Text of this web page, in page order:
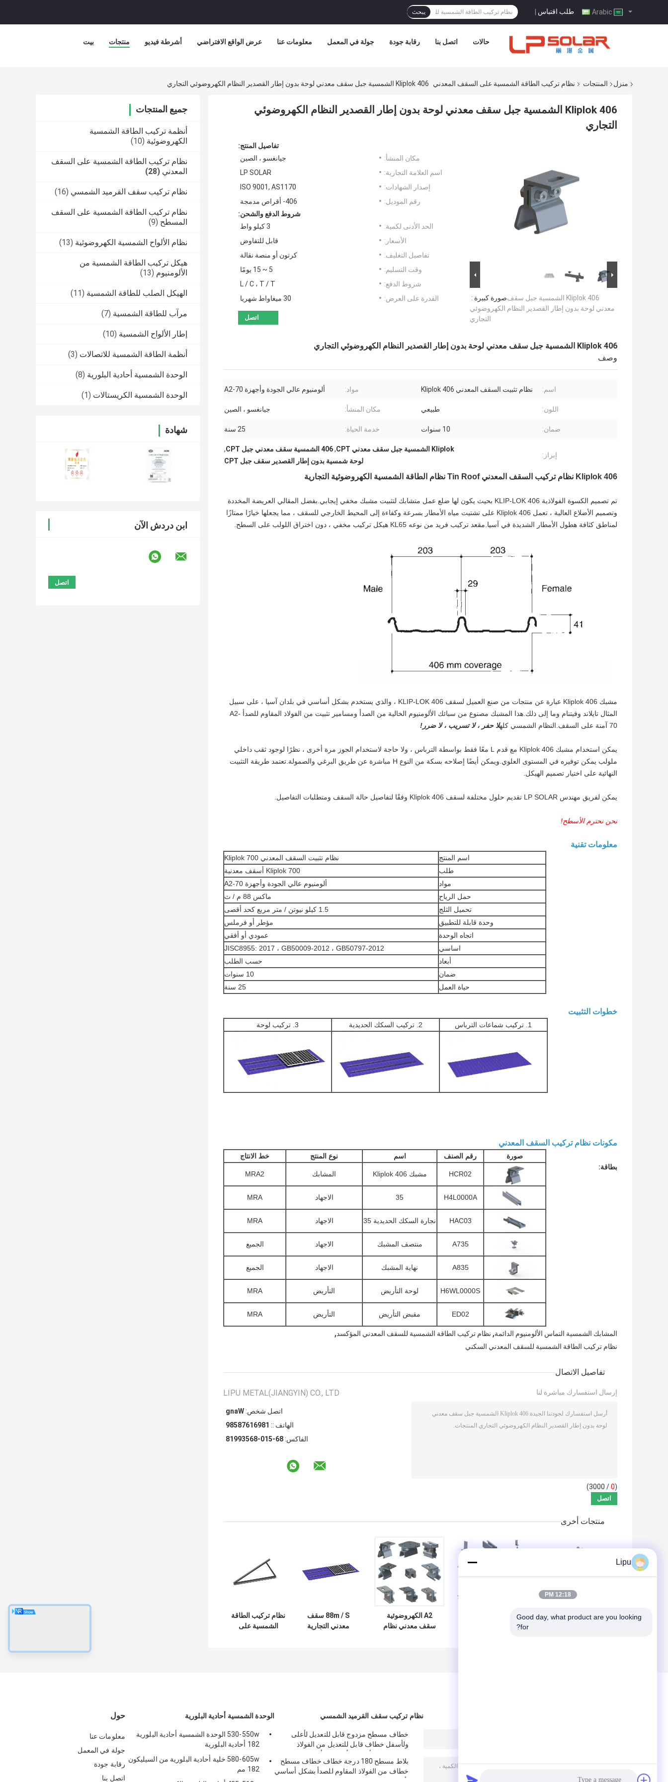
طلب اقتباس | يبحث
بيت منتجات أشرطة فيديو عرض الواقع الافتراضي معلومات عنا جولة في المعمل رقابة جودة اتصل بنا حالات
منزل المنتجات نظام تركيب الطاقة الشمسية على السقف المعدني Kliplok 406 الشمسية جبل سقف معدني لوحة بدون إطار القصدير النظام الكهروضوئي التجاري
جميع المنتجات
أنظمة تركيب الطاقة الشمسية
الكهروضوئية (10)
نظام تركيب الطاقة الشمسية على السقف
المعدني (28)
نظام تركيب سقف القرميد الشمسي (16)
نظام تركيب الطاقة الشمسية على السقف
المسطح (9)
نظام الألواح الشمسية الكهروضوئية (13)
هيكل تركيب الطاقة الشمسية من
الألومنيوم (13)
الهيكل الصلب للطاقة الشمسية (11)
مرآب للطاقة الشمسية (7)
إطار الألواح الشمسية (10)
أنظمة الطاقة الشمسية للاتصالات (3)
الوحدة الشمسية أحادية البلورية (8)
الوحدة الشمسية الكريستالات (1)
شهادة
ابن دردش الآن
Kliplok 406 الشمسية جبل سقف معدني لوحة بدون إطار القصدير النظام الكهروضوئي
التجاري
صورة كبيرة :Kliplok 406 الشمسية جبل سقف
معدني لوحة بدون إطار القصدير النظام الكهروضوئي
التجاري
تفاصيل المنتج:
مكان المنشأ:
جيانغسو ، الصين
اسم العلامة التجارية:
LP SOLAR
إصدار الشهادات:
ISO 9001, AS1170
رقم الموديل:
406- أقراص مدمجة
شروط الدفع والشحن:
الحد الأدنى لكمية:
3 كيلو واط
الأسعار:
قابل للتفاوض
تفاصيل التغليف:
كرتون أو منصة نقالة
وقت التسليم:
5 ~ 15 يومًا
شروط الدفع:
L / C ، T / T
القدرة على العرض:
30 ميغاواط شهريا
اتصل
Kliplok 406 الشمسية جبل سقف معدني لوحة بدون إطار القصدير النظام الكهروضوئي التجاري
وصف
اسم: نظام تثبيت السقف المعدني Kliplok 406 مواد: ألومنيوم عالي الجودة وأجهزة A2-70
اللون: طبيعي مكان المنشأ: جيانغسو ، الصين
ضمان: 10 سنوات خدمة الحياة: 25 سنة
إبراز:
Kliplok الشمسية جبل سقف معدني CPT ,406 الشمسية سقف معدني جبل CPT
,
لوحة شمسية بدون إطار القصدير سقف جبل CPT
Kliplok 406 نظام تركيب السقف المعدني Tin Roof نظام الطاقة الشمسية الكهروضوئية التجارية
تم تصميم الكسوة الفولاذية KLIP-LOK 406 بحيث يكون لها ضلع عمل متشابك لتثبيت مشبك مخفي إيجابي.بفضل المقالي العريضة المخددة
وتصميم الأضلاع العالية ، تعمل Kliplok 406 على تشتيت مياه الأمطار بسرعة وكفاءة إلى المحيط الخارجي للسقف ، مما يجعلها خيارًا ممتازًا
لمناطق كثافة هطول الأمطار الشديدة في آسيا.مقعد تركيب فريد من نوعه KL65 هيكل تركيب مخفي ، دون اختراق اللولب على السطح.
مشبك Kliplok 406 عبارة عن منتجات من صنع العميل لسقف KLIP-LOK 406 ، والذي يستخدم بشكل أساسي في بلدان آسيا ، على سبيل
المثال تايلاند وفيتنام وما إلى ذلك.هذا المشبك مصنوع من سبائك الألومنيوم الخالية من الصدأ ومسامير تثبيت من الفولاذ المقاوم للصدأ A2-
70 آمنة على السقف.النظام الشمسي كله
لا حفر ، لا تسريب ، لا ضرر!
يمكن استخدام مشبك Kliplok 406 مع قدم L معًا فقط بواسطة الترباس ، ولا حاجة لاستخدام الجوز مرة أخرى ، نظرًا لوجود ثقب داخلي
ملولب يمكن توفيره في المستوى العلوي.ويمكن أيضًا إصلاحه بسكة من النوع H مباشرة عن طريق البرغي والصمولة.تعتمد طريقة التثبيت
النهائية على اختيار تصميم الهيكل.
يمكن لفريق مهندس LP SOLAR تقديم حلول مختلفة لسقف Kliplok 406 وفقًا لتفاصيل حالة السقف ومتطلبات التفاصيل.
نحن نحترم الأسطح!
معلومات تقنية
اسم المنتج
نظام تثبيت السقف المعدني Kliplok 700
طلب
Kliplok 700 أسقف معدنية
مواد
ألومنيوم عالي الجودة وأجهزة A2-70
حمل الرياح
ماكس 88 م / ث
تحميل الثلج
1.5 كيلو نيوتن / متر مربع كحد أقصى
وحدة قابلة للتطبيق
مؤطر أو فرملس
اتجاه الوحدة
عمودي أو أفقي
اساسي
JISC8955: 2017 ، GB50009-2012 ، GB50797-2012
أبعاد
حسب الطلب
ضمان
10 سنوات
حياة العمل
25 سنة
خطوات التثبيت
1. تركيب شماعات الترباس 2. تركيب السكك الحديدية 3. تركيب لوحة
مكونات نظام تركيب السقف المعدني
صورة رقم الصنف اسم نوع المنتج خط الانتاج
HCR02 مشبك Kliplok 406 المشابك MRA2
H4L0000A
35 الاجهاد MRA
HAC03 نجارة السكك الحديدية 35 الاجهاد MRA
A735 منتصف المشبك الاجهاد الجميع
A835 نهاية المشبك الاجهاد الجميع
H6WL0000S لوحة التأريض التأريض MRA
ED02 مقبض التأريض التأريض MRA
بطاقة:
المشابك الشمسية التماس الألومنيوم الدائمة, نظام تركيب الطاقة الشمسية للسقف المعدني المؤكسد,
نظام تركيب الطاقة الشمسية للسقف المعدني السكني
تفاصيل الاتصال
LIPU METAL(JIANGYIN) CO., LTD
اتصل شخص: Wang
الهاتف :: 18961678589
الفاكس: 86-510-86539918
إرسال استفسارك مباشرة لنا
(
0
/ 3000)
منتجات أخرى
أنظمة تركيب الألواح
معدني بدون إطار بين
A2 الكهروضوئية
سقف معدني نظام
88m / S سقف
معدني التجارية
نظام تركيب الطاقة
الشمسية على
حول
معلومات عنا
جولة في المعمل
رقابة جودة
اتصل بنا
الوحدة الشمسية أحادية البلورية
530-550w الوحدة الشمسية أحادية البلورية
182 أحادية البلورية
580-605w خلية أحادية البلورية من السيليكون
182 مم
نظام تركيب سقف القرميد الشمسي
خطاف مسطح مزدوج قابل للتعديل لأعلى
ولأسفل خطاف قابل للتعديل من الفولاذ
بلاط مسطح 180 درجة خطاف خطاف مسطح
خطاف من الفولاذ المقاوم للصدأ بشكل أساسي
Lipu
12:18 PM
Good day, what product are you looking
for?